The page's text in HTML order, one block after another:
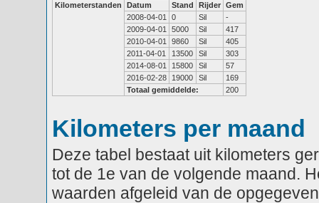
Kilometerstanden
Datum Stand Rijder Gem
2008-04-01
0 Sil
-
2009-04-01
5000 Sil
417
2010-04-01
9860 Sil
405
2011-04-01
13500 Sil
303
2014-08-01
15800 Sil
57
2016-02-28
19000 Sil
169
Totaal gemiddelde:
200
Kilometers per maand
Deze tabel bestaat uit kilometers
tot de 1e van de volgende maand.
waarden afgeleid van de